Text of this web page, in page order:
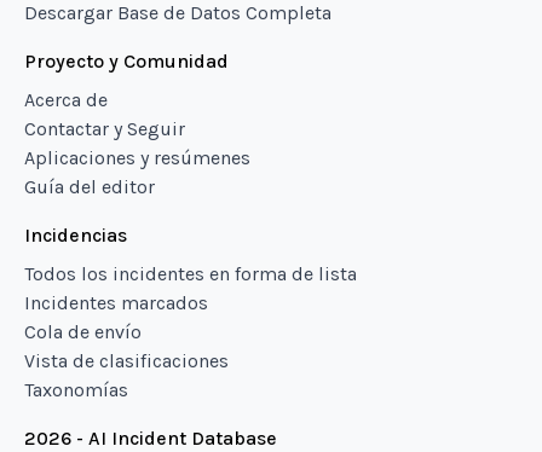
Descargar Base de Datos Completa
Proyecto y Comunidad
Acerca de
Contactar y Seguir
Aplicaciones y resúmenes
Guía del editor
Incidencias
Todos los incidentes en forma de lista
Incidentes marcados
Cola de envío
Vista de clasificaciones
Taxonomías
2026 - AI Incident Database